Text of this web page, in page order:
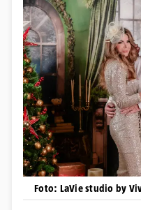
Foto: LaVie studio by